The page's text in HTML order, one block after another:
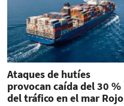
Ataques de hutíes
provocan caída del 30 %
del tráfico en el mar Rojo